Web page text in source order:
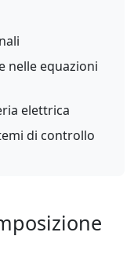
nelle equazioni
elettrica
di controllo